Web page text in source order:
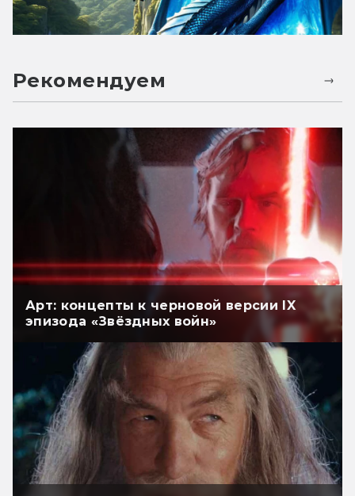
Рекомендуем
Арт: концепты к черновой версии IX
эпизода «Звёздных войн»